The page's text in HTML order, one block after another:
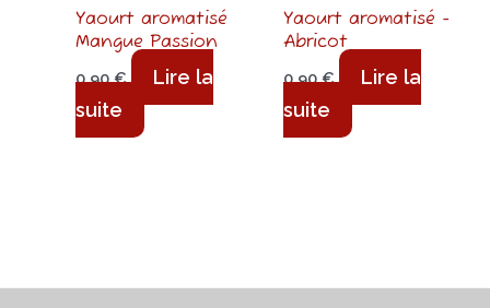
Yaourt aromatisé
Mangue Passion
0,90€
Lire la
suite
Yaourt aromatisé -
Abricot
0,90€
Lire la
suite